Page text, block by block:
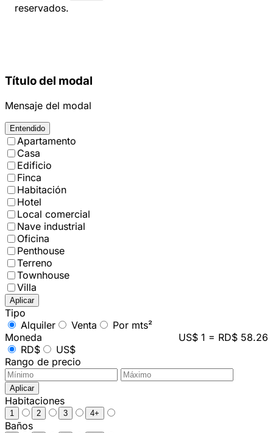
reservados.
Título del modal
Mensaje del modal
Entendido
Apartamento
Casa
Edificio
Finca
Habitación
Hotel
Local comercial
Nave industrial
Oficina
Penthouse
Terreno
Townhouse
Villa
Aplicar
Tipo
Alquiler
Venta
Por mts²
Moneda
US$ 1 = RD$ 58.26
RD$
US$
Rango de precio
Aplicar
Habitaciones
1 2 3 4+
Baños